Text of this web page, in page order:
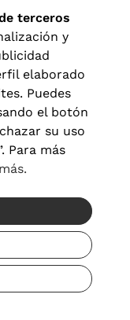
y condiciones
de cookies
España
terceros
y
elaborado
Puedes
el botón
su uso
Para más